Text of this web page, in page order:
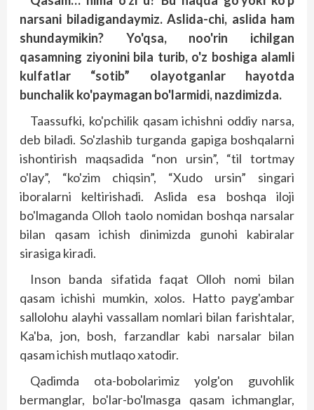
narsani biladigandaymiz. Aslida-chi, aslida ham
shundaymikin? Yo'qsa, noo'rin ichilgan
qasamning ziyonini bila turib, o'z boshiga alamli
kulfatlar “sotib” olayotganlar hayotda
bunchalik ko'paymagan bo'larmidi, nazdimizda.
Taassufki, ko'pchilik qasam ichishni oddiy narsa,
deb biladi. So'zlashib turganda gapiga boshqalarni
ishontirish maqsadida “non ursin”, “til tortmay
o'lay”, “ko'zim chiqsin”, “Xudo ursin” singari
iboralarni keltirishadi. Aslida esa boshqa iloji
bo'lmaganda Olloh taolo nomidan boshqa narsalar
bilan qasam ichish dinimizda gunohi kabiralar
sirasiga kiradi.
Inson banda sifatida faqat Olloh nomi bilan
qasam ichishi mumkin, xolos. Hatto payg'ambar
sallolohu alayhi vassallam nomlari bilan farishtalar,
Ka'ba, jon, bosh, farzand­lar kabi narsalar bilan
qasam ichish mutlaqo xatodir.
Qadimda ota-bobolarimiz yolg'on guvohlik
bermanglar, bo'lar-bo'lmasga qasam ichmanglar,